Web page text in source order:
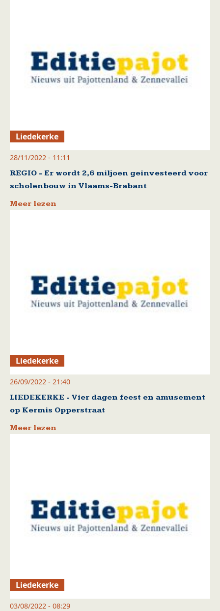
Liedekerke
28/11/2022 - 11:11
REGIO - Er wordt 2,6 miljoen geinvesteerd voor
scholenbouw in Vlaams-Brabant
Meer lezen
Liedekerke
26/09/2022 - 21:40
LIEDEKERKE - Vier dagen feest en amusement
op Kermis Opperstraat
Meer lezen
Liedekerke
03/08/2022 - 08:29